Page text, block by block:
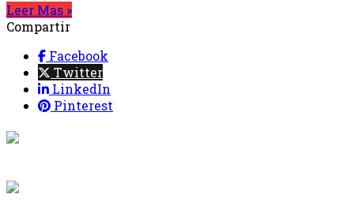
Leer Mas »
Compartir
Facebook
Twitter
LinkedIn
Pinterest